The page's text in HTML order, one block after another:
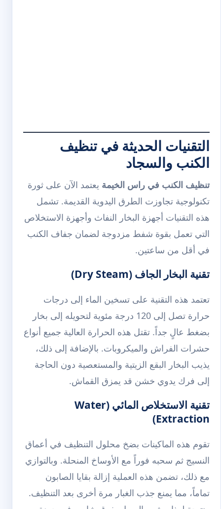
التقنيات الحديثة في تنظيف
الكنب والسجاد
تنظيف الكنب في راس الخيمة يعتمد الآن على ثورة
تكنولوجية تجاوزت الطرق اليدوية القديمة. تشمل
هذه التقنيات أجهزة البخار النفاث وأجهزة الاستخلاص
التي تعمل بقوة شفط مزدوجة لضمان جفاف الكنب
في أقل من ساعتين.
تقنية البخار الجاف (Dry Steam)
تعتمد هذه التقنية على تسخين الماء إلى درجات
حرارة تصل إلى 120 درجة مئوية لتحويله إلى بخار
بضغط عالٍ جداً. تقتل هذه الحرارة العالية جميع أنواع
حشرات الفراش والميكروبات. بالإضافة إلى ذلك،
يذيب البخار البقع الزيتية والمستعصية دون الحاجة
إلى فرك يدوي خشن قد يمزق القماش.
تقنية الاستخلاص المائي (Water
Extraction)
تقوم هذه الماكينات بضخ محلول التنظيف في أعماق
النسيج ثم سحبه فوراً مع الأوساخ المنحلة. وبالتوازي
مع ذلك، تضمن هذه العملية إزالة بقايا الصابون
تماماً، مما يمنع جذب الغبار مرة أخرى بعد التنظيف.